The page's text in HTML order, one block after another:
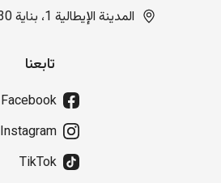
المدينة الإيطالية 1، بناية 130، أربيل، العراق
تابعنا
Facebook
Instagram
TikTok